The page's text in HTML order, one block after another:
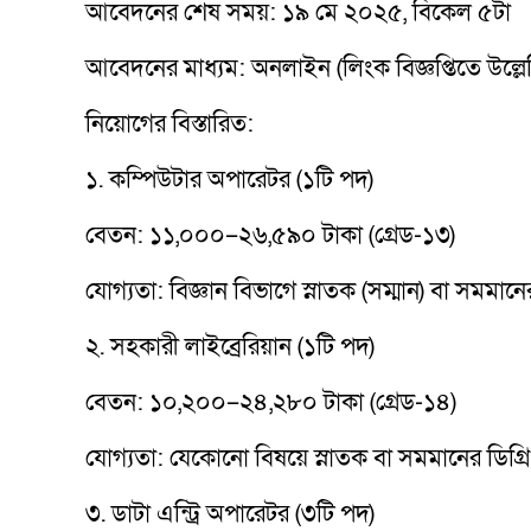
আবেদনের শেষ সময়: ১৯ মে ২০২৫, বিকেল ৫টা
আবেদনের মাধ্যম: অনলাইন (লিংক বিজ্ঞপ্তিতে
নিয়োগের বিস্তারিত:
১. কম্পিউটার অপারেটর (১টি পদ)
বেতন: ১১,০০০–২৬,৫৯০ টাকা (গ্রেড-১৩)
যোগ্যতা: বিজ্ঞান বিভাগে স্নাতক (সম্মান) বা
২. সহকারী লাইব্রেরিয়ান (১টি পদ)
বেতন: ১০,২০০–২৪,২৮০ টাকা (গ্রেড-১৪)
যোগ্যতা: যেকোনো বিষয়ে স্নাতক বা সমমানের
৩. ডাটা এন্ট্রি অপারেটর (৩টি পদ)